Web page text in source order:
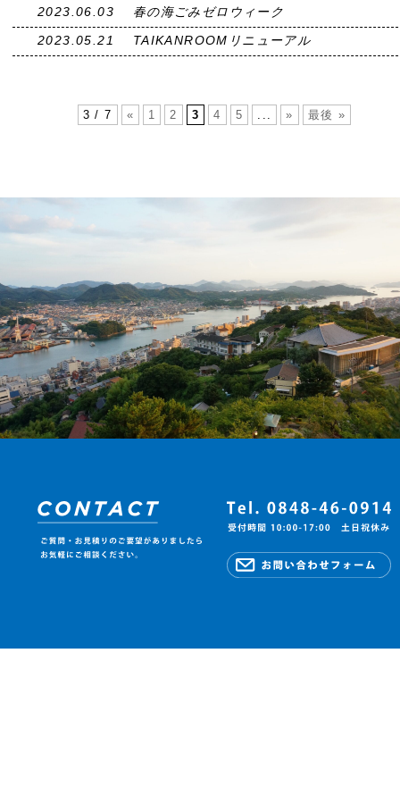
2023.06.03
春の海ごみゼロウィーク
2023.05.21
TAIKANROOMリニューアル
3 / 7 « 1 2 3 4 5 » 最後 »